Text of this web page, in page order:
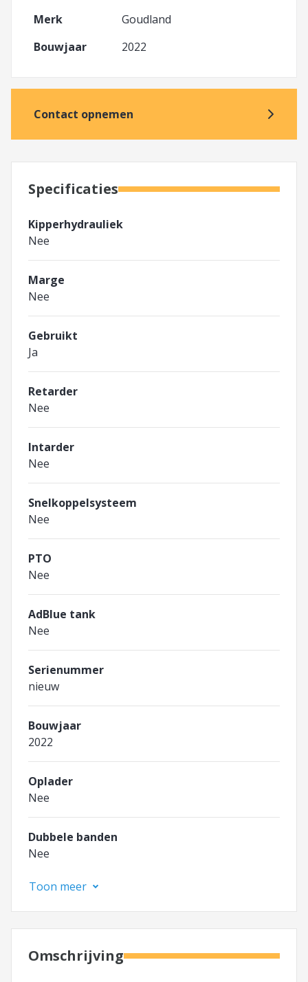
Merk
Goudland
Bouwjaar
2022
Contact opnemen
Specificaties
Kipperhydrauliek
Nee
Marge
Nee
Gebruikt
Ja
Retarder
Nee
Intarder
Nee
Snelkoppelsysteem
Nee
PTO
Nee
AdBlue tank
Nee
Serienummer
nieuw
Bouwjaar
2022
Oplader
Nee
Dubbele banden
Nee
Toon meer
Omschrijving